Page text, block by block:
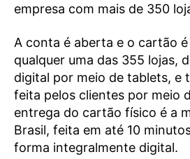
empresa com mais de 350
A conta é aberta e o cartão
qualquer uma das 355 lojas,
digital por meio de tablets, e
feita pelos clientes por meio
entrega do cartão físico é a
Brasil, feita em até 10
forma integralmente digital.